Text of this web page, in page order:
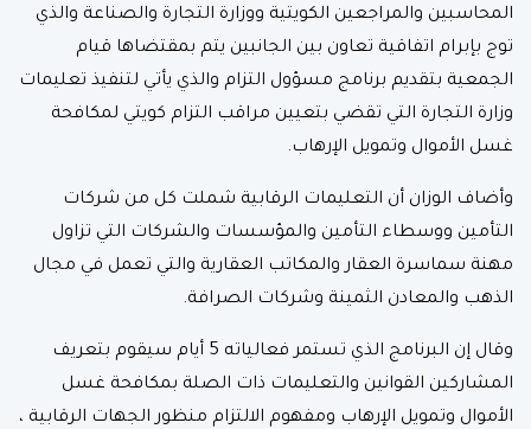
المحاسبين والمراجعين الكويتية ووزارة التجارة والصناعة والذي
توج بإبرام اتفاقية تعاون بين الجانبين يتم بمقتضاها قيام
الجمعية بتقديم برنامج مسؤول التزام والذي يأتي لتنفيذ تعليمات
وزارة التجارة التي تقضي بتعيين مراقب التزام كويتي لمكافحة
غسل الأموال وتمويل الإرهاب.
وأضاف الوزان أن التعليمات الرقابية شملت كل من شركات
التأمين ووسطاء التأمين والمؤسسات والشركات التي تزاول
مهنة سماسرة العقار والمكاتب العقارية والتي تعمل في مجال
الذهب والمعادن الثمينة وشركات الصرافة.
وقال إن البرنامج الذي تستمر فعالياته 5 أيام سيقوم بتعريف
المشاركين القوانين والتعليمات ذات الصلة بمكافحة غسل
الأموال وتمويل الإرهاب ومفهوم الالتزام منظور الجهات الرقابية ،